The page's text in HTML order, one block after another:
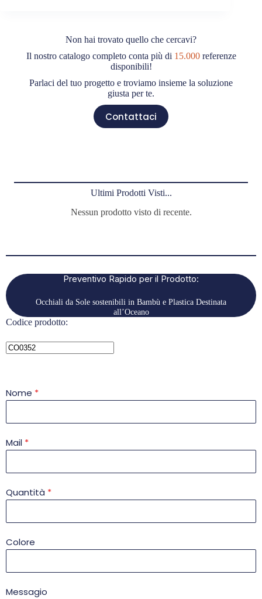
Non hai trovato quello che cercavi?
Il nostro catalogo completo conta più di 15.000referenze
disponibili!
Parlaci del tuo progetto e troviamo insieme la soluzione
giusta per te.
Contattaci
Ultimi Prodotti Visti...
Nessun prodotto visto di recente.
Preventivo Rapido per il Prodotto:
Occhiali da Sole sostenibili in Bambù e Plastica Destinata
all’Oceano
Codice prodotto:
Nome *
Mail *
Quantità *
Colore
Messagio